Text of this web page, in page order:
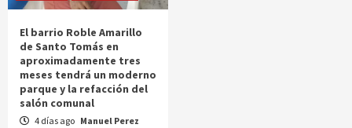
El barrio Roble Amarillo
de Santo Tomás en
aproximadamente tres
meses tendrá un moderno
parque y la refacción del
salón comunal
4 días ago Manuel Perez